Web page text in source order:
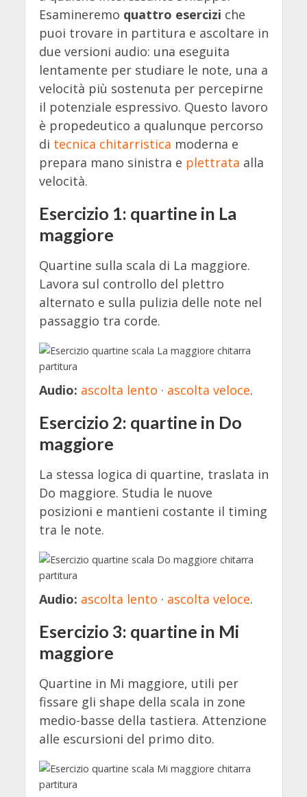
Esamineremo quattro esercizi che
puoi trovare in partitura e ascoltare in
due versioni audio: una eseguita
lentamente per studiare le note, una a
velocità più sostenuta per percepirne
il potenziale espressivo. Questo lavoro
è propedeutico a qualunque percorso
di tecnica chitarristica moderna e
prepara mano sinistra e plettrata alla
velocità.
Esercizio 1: quartine in La
maggiore
Quartine sulla scala di La maggiore.
Lavora sul controllo del plettro
alternato e sulla pulizia delle note nel
passaggio tra corde.
Audio: ascolta lento · ascolta veloce.
Esercizio 2: quartine in Do
maggiore
La stessa logica di quartine, traslata in
Do maggiore. Studia le nuove
posizioni e mantieni costante il timing
tra le note.
Audio: ascolta lento · ascolta veloce.
Esercizio 3: quartine in Mi
maggiore
Quartine in Mi maggiore, utili per
fissare gli shape della scala in zone
medio-basse della tastiera. Attenzione
alle escursioni del primo dito.